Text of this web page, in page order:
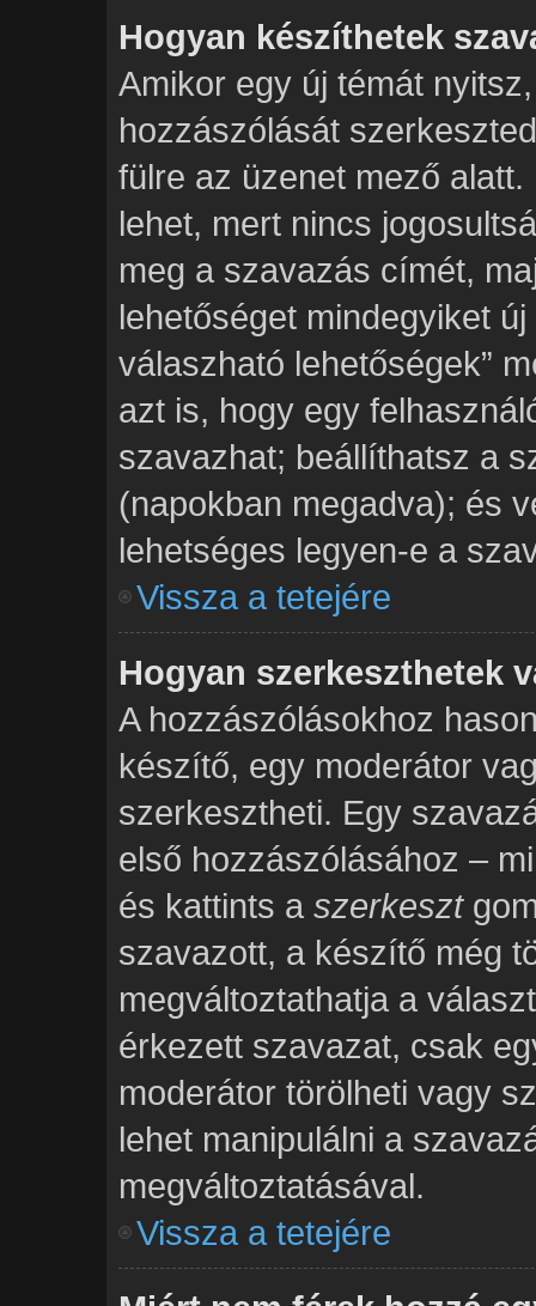
Hogyan készíthetek
Amikor egy új témát
hozzászólását
fülre az üzenet mező
lehet, mert nincs
meg a szavazás címét,
lehetőséget mindegyiket
válaszható lehetőségek”
azt is, hogy egy
szavazhat; beállíthatsz a
(napokban megadva); és
lehetséges legyen-e a
Vissza a tetejére
Hogyan szerkeszthetek
A hozzászólásokhoz
készítő, egy moderátor
szerkesztheti. Egy
első hozzászólásához –
és kattints a szerkeszt
szavazott, a készítő még
megváltoztathatja a
érkezett szavazat, csak
moderátor törölheti vagy
lehet manipulálni a
megváltoztatásával.
Vissza a tetejére